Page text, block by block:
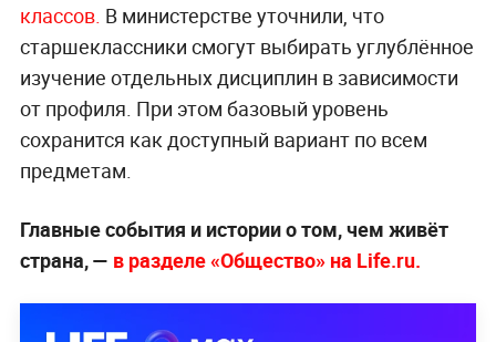
классов. В министерстве уточнили, что
старшеклассники смогут выбирать углублённое
изучение отдельных дисциплин в зависимости
от профиля. При этом базовый уровень
сохранится как доступный вариант по всем
предметам.
Главные события и истории о том, чем живёт
страна, — в разделе «Общество» на Life.ru.